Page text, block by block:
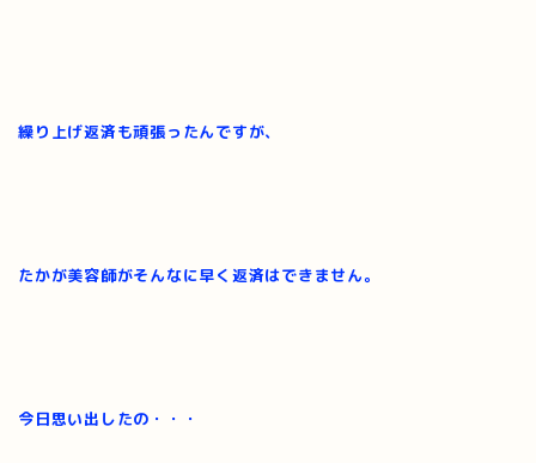
繰り上げ返済も頑張ったんですが、
たかが美容師がそんなに早く返済はできません。
今日思い出したの・・・